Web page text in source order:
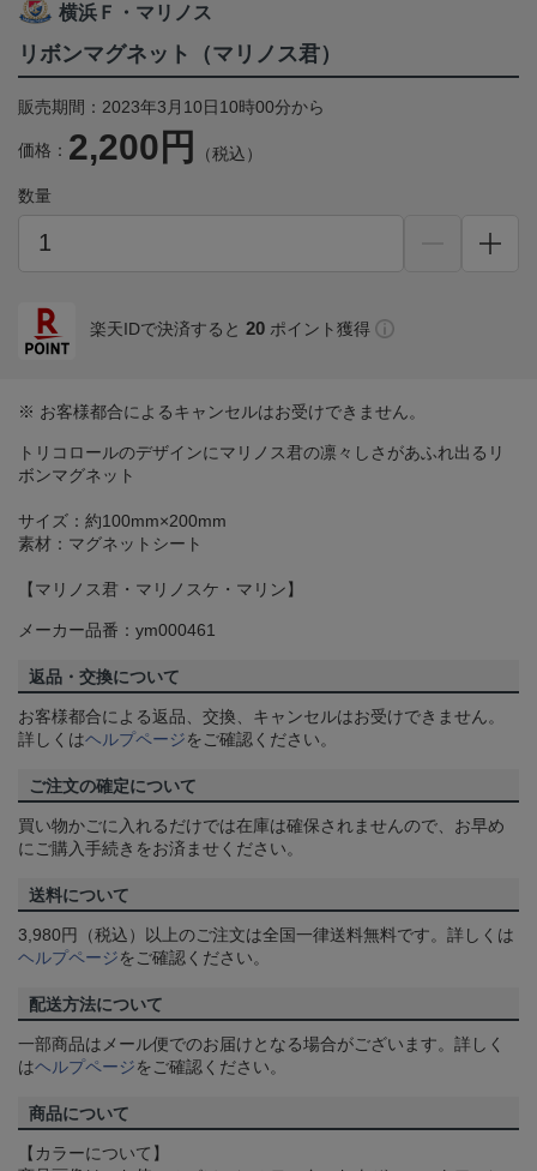
横浜Ｆ・マリノス
リボンマグネット（マリノス君）
販売期間：2023年3月10日10時00分から
価格： 2,200円 （税込）
数量
楽天IDで決済すると 20 ポイント獲得
※ お客様都合によるキャンセルはお受けできません。
トリコロールのデザインにマリノス君の凛々しさがあふれ出るリ
ボンマグネット
サイズ：約100mm×200mm
素材：マグネットシート
【マリノス君・マリノスケ・マリン】
メーカー品番：ym000461
返品・交換について
お客様都合による返品、交換、キャンセルはお受けできません。
詳しくはヘルプページをご確認ください。
ご注文の確定について
買い物かごに入れるだけでは在庫は確保されませんので、お早め
にご購入手続きをお済ませください。
送料について
3,980円（税込）以上のご注文は全国一律送料無料です。詳しくは
ヘルプページをご確認ください。
配送方法について
一部商品はメール便でのお届けとなる場合がございます。詳しく
はヘルプページをご確認ください。
商品について
【カラーについて】